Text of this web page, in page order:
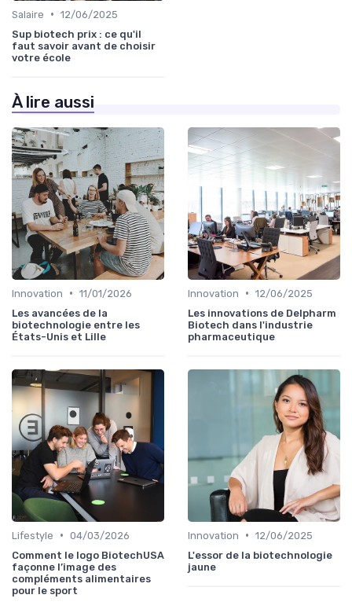
Salaire • 12/06/2025
Sup biotech prix : ce qu'il
faut savoir avant de choisir
votre école
À lire aussi
Innovation • 11/01/2026
Les avancées de la
biotechnologie entre les
États-Unis et Lille
Innovation • 12/06/2025
Les innovations de Delpharm
Biotech dans l'industrie
pharmaceutique
Lifestyle • 04/03/2026
Comment le logo BiotechUSA
façonne l’image des
compléments alimentaires
pour le sport
Innovation • 12/06/2025
L'essor de la biotechnologie
jaune